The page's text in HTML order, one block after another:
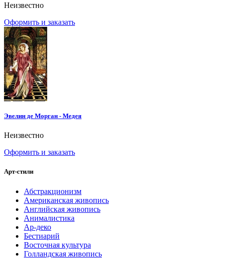
Неизвестно
Оформить и заказать
Эвелин де Морган - Медея
Неизвестно
Оформить и заказать
Арт-стили
Абстракционизм
Американская живопись
Английская живопись
Анималистика
Ар-деко
Бестиарий
Восточная культура
Голландская живопись